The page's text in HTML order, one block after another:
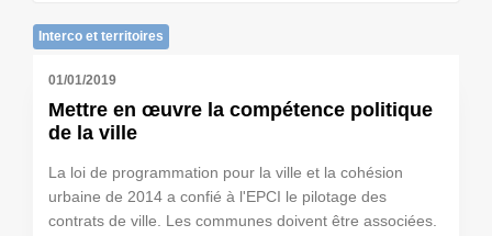
Interco et territoires
01/01/2019
Mettre en œuvre la compétence politique
de la ville
La loi de programmation pour la ville et la cohésion
urbaine de 2014 a confié à l'EPCI le pilotage des
contrats de ville. Les communes doivent être associées.